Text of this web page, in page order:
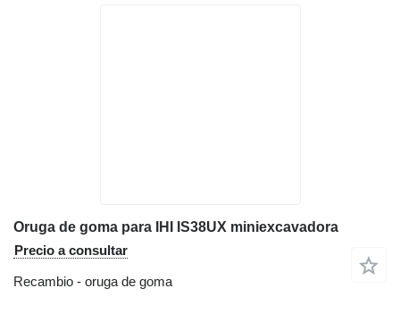
Oruga de goma para IHI IS38UX miniexcavadora
Precio a consultar
Recambio - oruga de goma